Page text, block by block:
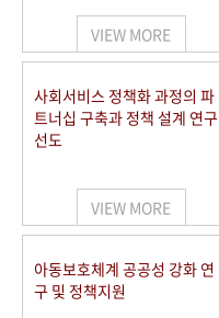
VIEW MORE
사회서비스 정책화 과정의 파
트너십 구축과 정책 설계 연구
선도
VIEW MORE
아동보호체계 공공성 강화 연
구 및 정책지원